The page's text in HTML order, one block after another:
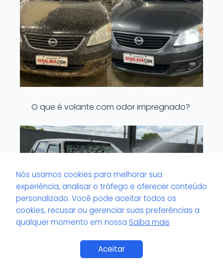
O que é volante com odor impregnado?
Nós usamos cookies para melhorar sua
experiência, analisar o tráfego e oferecer conteúdo
personalizado. Você pode aceitar todos os
cookies, recusar ou gerenciar suas preferências a
qualquer momento em nossa Saiba mais
Aceitar